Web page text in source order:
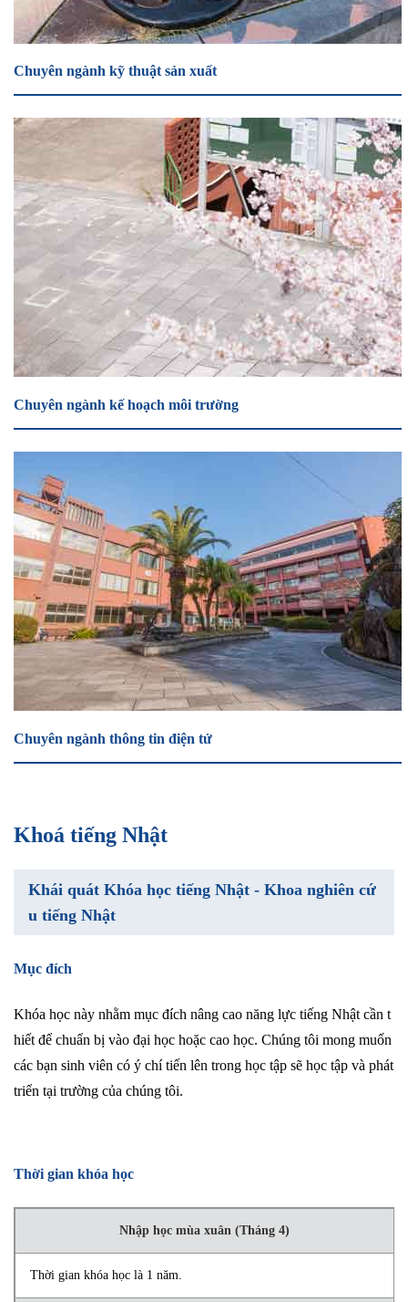
Chuyên ngành kỹ thuật sản xuất
Chuyên ngành kế hoạch môi trường
Chuyên ngành thông tin điện tử
Khoá tiếng Nhật
Khái quát Khóa học tiếng Nhật - Khoa nghiên cứ
u tiếng Nhật
Mục đích
Khóa học này nhằm mục đích nâng cao năng lực tiếng Nhật cần t
hiết để chuẩn bị vào đại học hoặc cao học. Chúng tôi mong muốn
các bạn sinh viên có ý chí tiến lên trong học tập sẽ học tập và phát
triển tại trường của chúng tôi.
Thời gian khóa học
Nhập học mùa xuân (Tháng 4)
Thời gian khóa học là 1 năm.